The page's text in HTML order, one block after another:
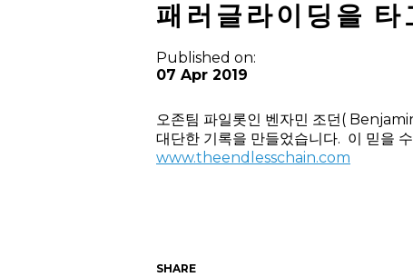
패러글라이딩을 타
Published on:
07 Apr 2019
오존팀 파일롯인 벤자민 조던(
대단한 기록을 만들었습니다. 이 믿을
www.theendlesschain.com
SHARE